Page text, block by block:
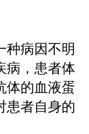
种病因不明
病，患者体
体的血液蛋
患者自身的